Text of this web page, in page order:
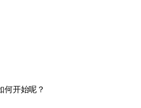
开始呢？